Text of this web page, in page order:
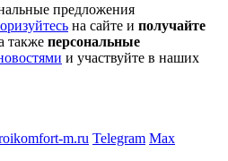
предложения
на сайте и получайте
также персональные
и участвуйте в наших
m.ru Telegram Max